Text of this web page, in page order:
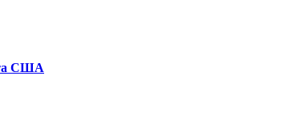
США